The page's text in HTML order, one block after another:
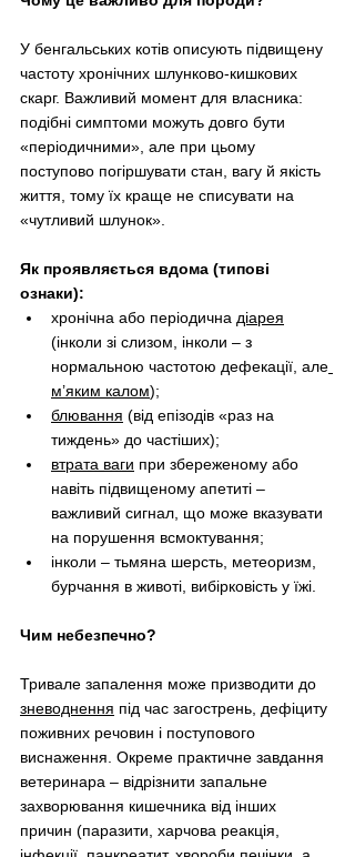
У бенгальських котів описують підвищену
частоту хронічних шлунково-кишкових
скарг. Важливий момент для власника:
подібні симптоми можуть довго бути
«періодичними», але при цьому
поступово погіршувати стан, вагу й якість
життя, тому їх краще не списувати на
«чутливий шлунок».
Як проявляється вдома (типові
ознаки):
хронічна або періодична діарея
(інколи зі слизом, інколи – з
нормальною частотою дефекації, але
м’яким калом);
блювання (від епізодів «раз на
тиждень» до частіших);
втрата ваги при збереженому або
навіть підвищеному апетиті –
важливий сигнал, що може вказувати
на порушення всмоктування;
інколи – тьмяна шерсть, метеоризм,
бурчання в животі, вибірковість у їжі.
Чим небезпечно?
Тривале запалення може призводити до
зневоднення під час загострень, дефіциту
поживних речовин і поступового
виснаження. Окреме практичне завдання
ветеринара – відрізнити запальне
захворювання кишечника від інших
причин (паразити, харчова реакція,